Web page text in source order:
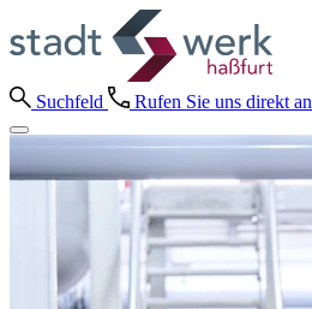
Suchfeld Rufen Sie uns direkt an